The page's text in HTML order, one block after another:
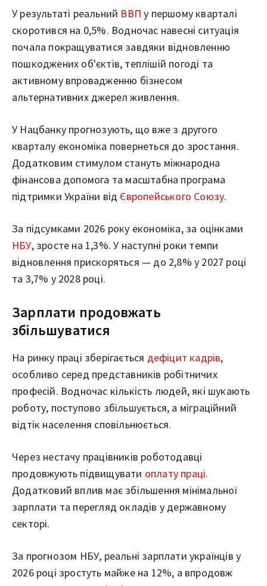
У результаті реальний ВВП у першому кварталі
скоротився на 0,5%. Водночас навесні ситуація
почала покращуватися завдяки відновленню
пошкоджених об'єктів, теплішій погоді та
активному впровадженню бізнесом
альтернативних джерел живлення.
У Нацбанку прогнозують, що вже з другого
кварталу економіка повернеться до зростання.
Додатковим стимулом стануть міжнародна
фінансова допомога та масштабна програма
підтримки України від Європейського Союзу.
За підсумками 2026 року економіка, за оцінками
НБУ, зросте на 1,3%. У наступні роки темпи
відновлення прискоряться — до 2,8% у 2027 році
та 3,7% у 2028 році.
Зарплати продовжать
збільшуватися
На ринку праці зберігається дефіцит кадрів,
особливо серед представників робітничих
професій. Водночас кількість людей, які шукають
роботу, поступово збільшується, а міграційний
відтік населення сповільнюється.
Через нестачу працівників роботодавці
продовжують підвищувати оплату праці.
Додатковий вплив має збільшення мінімальної
зарплати та перегляд окладів у державному
секторі.
За прогнозом НБУ, реальні зарплати українців у
2026 році зростуть майже на 12%, а впродовж